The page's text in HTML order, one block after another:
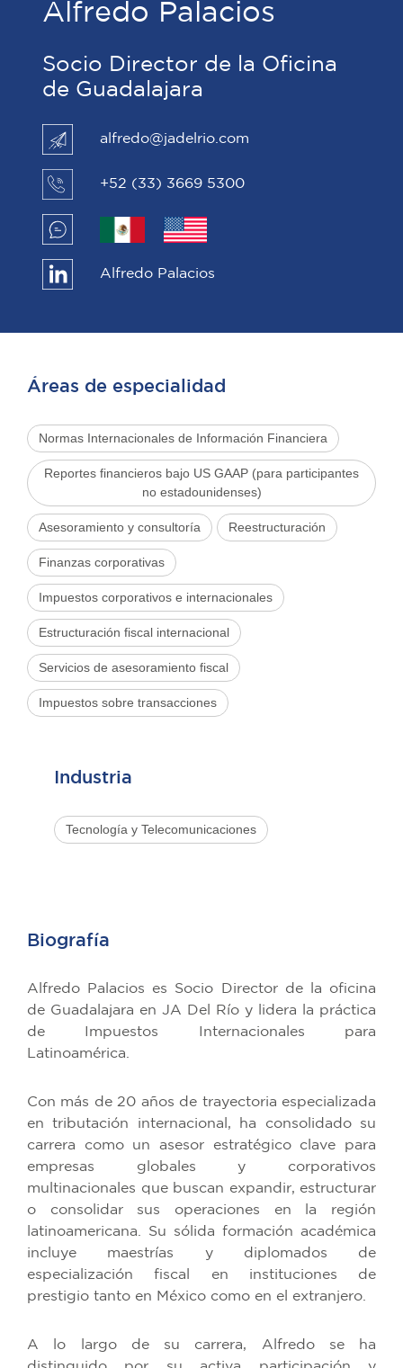
Alfredo Palacios
Socio Director de la Oficina
de Guadalajara
alfredo@jadelrio.com
+52 (33) 3669 5300
Alfredo Palacios
Áreas de especialidad
Normas Internacionales de Información Financiera
Reportes financieros bajo US GAAP (para participantes
no estadounidenses)
Asesoramiento y consultoría Reestructuración
Finanzas corporativas
Impuestos corporativos e internacionales
Estructuración fiscal internacional
Servicios de asesoramiento fiscal
Impuestos sobre transacciones
Industria
Tecnología y Telecomunicaciones
Biografía
Alfredo Palacios es Socio Director de la oficina
de Guadalajara en JA Del Río y lidera la práctica
de Impuestos Internacionales para
Latinoamérica.
Con más de 20 años de trayectoria especializada
en tributación internacional, ha consolidado su
carrera como un asesor estratégico clave para
empresas globales y corporativos
multinacionales que buscan expandir, estructurar
o consolidar sus operaciones en la región
latinoamericana. Su sólida formación académica
incluye maestrías y diplomados de
especialización fiscal en instituciones de
prestigio tanto en México como en el extranjero.
A lo largo de su carrera, Alfredo se ha